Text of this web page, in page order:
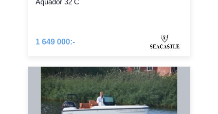
Aquador 32 C
1 649 000:-